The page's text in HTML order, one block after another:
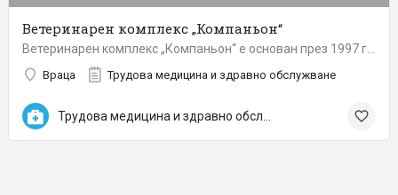
Ветеринарен комплекс „Компаньон“
Враца Трудова медицина и здравно обслужване